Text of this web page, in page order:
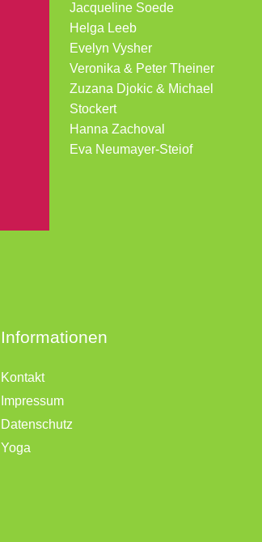
Jacqueline Soede
Helga Leeb
Evelyn Vysher
Veronika & Peter Theiner
Zuzana Djokic & Michael
Stockert
Hanna Zachoval
Eva Neumayer-Steiof
Informationen
Kontakt
Impressum
Datenschutz
Yoga